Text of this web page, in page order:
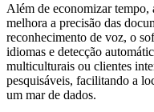
Além de economizar tempo,
melhora a precisão das
reconhecimento de voz, o
idiomas e detecção
multiculturais ou clientes
pesquisáveis, facilitando a
um mar de dados.